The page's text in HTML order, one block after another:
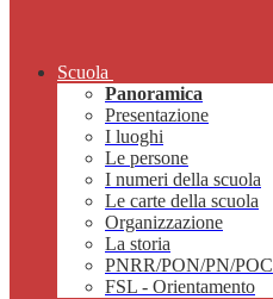
Scuola
Panoramica
Presentazione
I luoghi
Le persone
I numeri della scuola
Le carte della scuola
Organizzazione
La storia
PNRR/PON/PN/POC
FSL - Orientamento